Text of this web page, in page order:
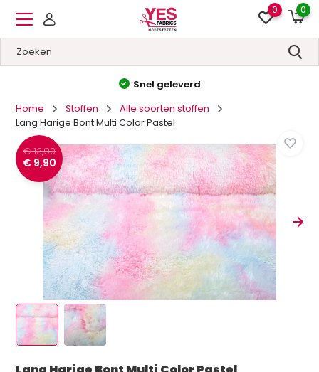
0 0
Hoge kwaliteit&
Home
Stoffen
Alle soorten stoffen
Lang Harige Bont Multi Color Pastel
€ 13,90
€ 9,90